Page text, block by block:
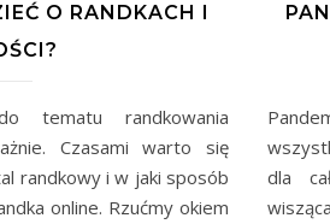
O RANDKACH I
tematu randkowania
Czasami warto się
randkowy i w jaki sposób
online. Rzućmy okiem
dla